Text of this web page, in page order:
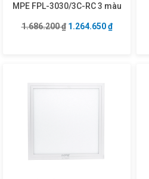
MPE FPL-3030/3C-RC 3 màu
1.686.200₫ Giá gốc là: 1.686.200
1.264.650₫Giá hiện